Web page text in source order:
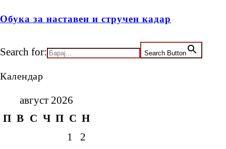
Обука за наставен и стручен кадар
Search for: Search Button
Календар
август 2026
П В С Ч П С Н
1
2